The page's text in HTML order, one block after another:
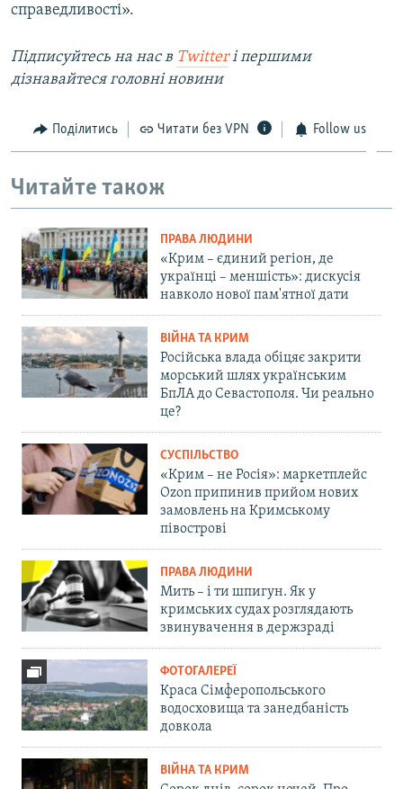
справедливості».
Підписуйтесь на наc в Twitterі першими
дізнавайтеся головні новини
Поділитись Читати без VPN Follow us
Читайте також
ПРАВА ЛЮДИНИ
«Крим – єдиний регіон, де
українці – меншість»: дискусія
навколо нової пам'ятної дати
ВІЙНА ТА КРИМ
Російська влада обіцяє закрити
морський шлях українським
БпЛА до Севастополя. Чи реально
це?
СУСПІЛЬСТВО
«Крим – не Росія»: маркетплейс
Ozon припинив прийом нових
замовлень на Кримському
півострові
ПРАВА ЛЮДИНИ
Мить – і ти шпигун. Як у
кримських судах розглядають
звинувачення в держзраді
ФОТОГАЛЕРЕЇ
Краса Сімферопольського
водосховища та занедбаність
довкола
ВІЙНА ТА КРИМ